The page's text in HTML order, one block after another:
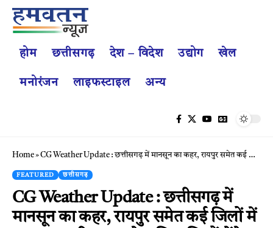
होम छत्तीसगढ़ देश – विदेश उद्योग खेल
मनोरंजन लाइफस्टाइल अन्य
Home»CG Weather Update : छत्तीसगढ़ में मानसून का कहर, रायपुर समेत कई जिलों में झमाझम बारिश, 25 से अधिक जिलों में रेड-ऑरेंज अलर्ट जारी
FEATURED छत्तीसगढ़
CG Weather Update : छत्तीसगढ़ में
मानसून का कहर, रायपुर समेत कई जिलों में